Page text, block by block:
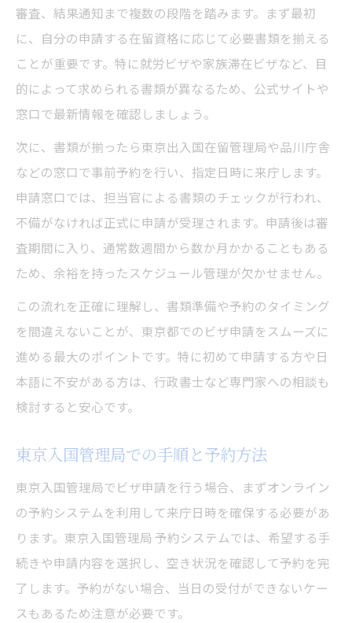
東京入国管理局で求められる書類一覧
ビザ申請時に用意すべき書類の整理法
自分で進めるビザ申請のポイント集
ビザ申請を自分で進める際の基本知識
自力でできるビザ申請の手順とコツ
東京入国管理局の予約活用ポイント紹介
申請ミスを防ぐための注意点と対策法
ビザ申請を自分で進めるメリットと注意
ビザ申請のオンライン予約で待ち時間削減
予約混雑を避けるビザ申請スケジューリン
グ
手続きを円滑にする最新情報確認のコツ
ビザ申請で最新情報を確認する重要性
東京入国管理局公式サイト活用のポイント
変更点や新制度を逃さない情報収集法
ビザ申請時に役立つ問い合わせ活用術
品川庁舎の運用情報を事前に調べるコツ
審査、結果通知まで複数の段階を踏みます。まず最初
に、自分の申請する在留資格に応じて必要書類を揃える
ことが重要です。特に就労ビザや家族滞在ビザなど、目
的によって求められる書類が異なるため、公式サイトや
窓口で最新情報を確認しましょう。
次に、書類が揃ったら東京出入国在留管理局や品川庁舎
などの窓口で事前予約を行い、指定日時に来庁します。
申請窓口では、担当官による書類のチェックが行われ、
不備がなければ正式に申請が受理されます。申請後は審
査期間に入り、通常数週間から数か月かかることもある
ため、余裕を持ったスケジュール管理が欠かせません。
この流れを正確に理解し、書類準備や予約のタイミング
を間違えないことが、東京都でのビザ申請をスムーズに
進める最大のポイントです。特に初めて申請する方や日
本語に不安がある方は、行政書士など専門家への相談も
検討すると安心です。
東京入国管理局での手順と予約方法
東京入国管理局でビザ申請を行う場合、まずオンライン
の予約システムを利用して来庁日時を確保する必要があ
ります。東京入国管理局 予約システムでは、希望する手
続きや申請内容を選択し、空き状況を確認して予約を完
了します。予約がない場合、当日の受付ができないケー
スもあるため注意が必要です。